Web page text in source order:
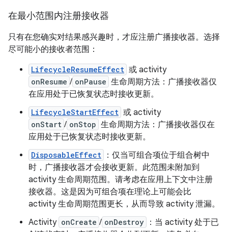
在最小范围内注册接收器
只有在您确实对结果感兴趣时，才应注册广播接收器。选择
尽可能小的接收者范围：
LifecycleResumeEffect 或 activity
onResume / onPause 生命周期方法：广播接收器仅
在应用处于已恢复状态时接收更新。
LifecycleStartEffect 或 activity
onStart / onStop 生命周期方法：广播接收器仅在
应用处于已恢复状态时接收更新。
DisposableEffect
：仅当可组合项位于组合树中
时，广播接收器才会接收更新。此范围未附加到
activity 生命周期范围。请考虑在应用上下文中注册
接收器。这是因为可组合项在理论上可能会比
activity 生命周期范围更长，从而导致 activity 泄漏。
Activity onCreate / onDestroy
：当 activity 处于已